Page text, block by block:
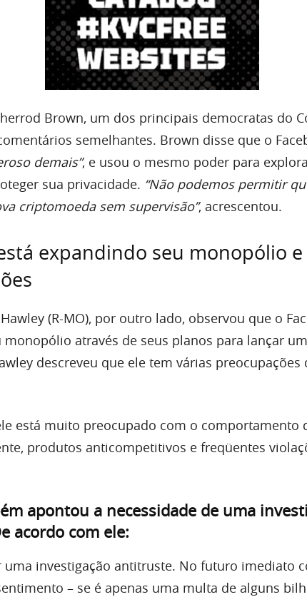
Brown, um dos principais democratas do
semelhantes. Brown disse que o
demais”, e usou o mesmo poder para
sua privacidade. “Não podemos permitir
criptomoeda sem supervisão”, acrescentou.
expandindo seu monopólio
(R-MO), por outro lado, observou que o
monopólio através de seus planos para lançar
descreveu que ele tem várias preocupações
está muito preocupado com o comportamento
produtos anticompetitivos e freqüentes
apontou a necessidade de uma
acordo com ele:
uma investigação antitruste. No futuro imediato
– se é apenas uma multa de alguns